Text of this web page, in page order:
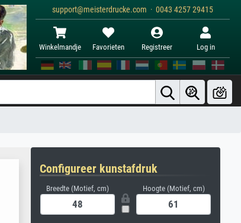
support@meisterdrucke.com · 0043 4257 29415
Winkelmandje Favorieten Registreer Log in
Configureer kunstafdruk
Breedte (Motief, cm) Hoogte (Motief, cm)